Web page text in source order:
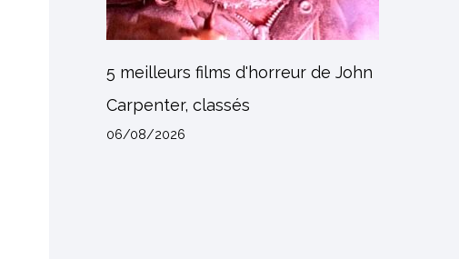
5 meilleurs films d'horreur de John
Carpenter, classés
06/08/2026